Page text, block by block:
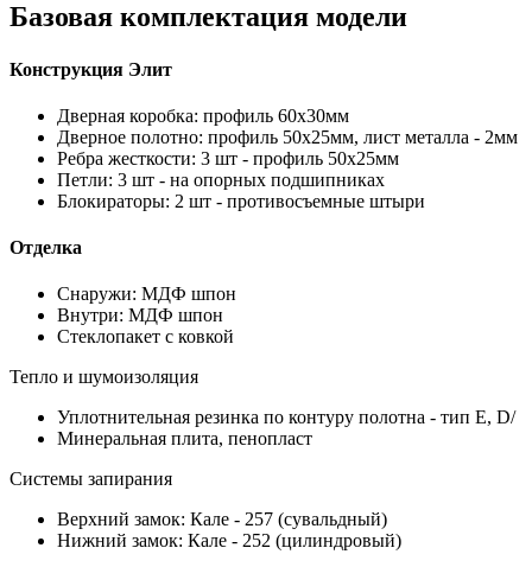
Базовая комплектация модели
Конструкция Элит
Дверная коробка: профиль 60х30мм
Дверное полотно: профиль 50х25мм, лист металла - 2мм
Ребра жесткости: 3 шт - профиль 50х25мм
Петли: 3 шт - на опорных подшипниках
Блокираторы: 2 шт - противосъемные штыри
Отделка
Снаружи: МДФ шпон
Внутри: МДФ шпон
Стеклопакет с ковкой
Тепло и шумоизоляция
Уплотнительная резинка по контуру полотна - тип Е, D/
Минеральная плита, пенопласт
Системы запирания
Верхний замок: Кале - 257 (сувальдный)
Нижний замок: Кале - 252 (цилиндровый)